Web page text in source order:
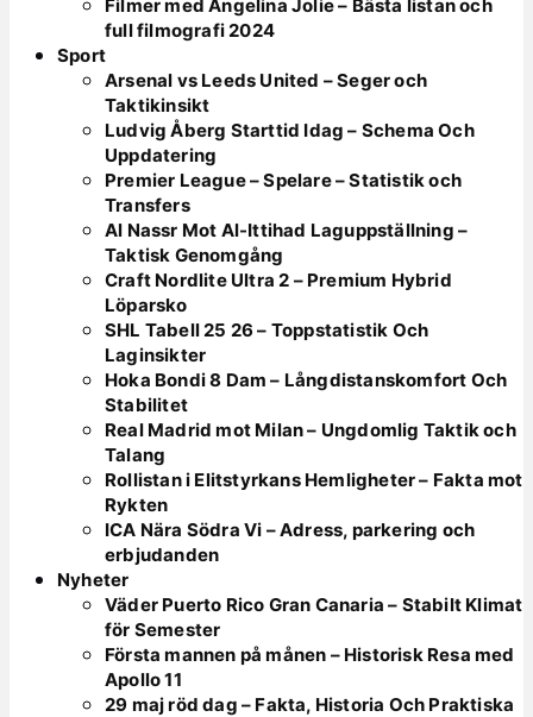
Filmer med Angelina Jolie – Bästa listan och
full filmografi 2024
Sport
Arsenal vs Leeds United – Seger och
Taktikinsikt
Ludvig Åberg Starttid Idag – Schema Och
Uppdatering
Premier League – Spelare – Statistik och
Transfers
Al Nassr Mot Al-Ittihad Laguppställning –
Taktisk Genomgång
Craft Nordlite Ultra 2 – Premium Hybrid
Löparsko
SHL Tabell 25 26 – Toppstatistik Och
Laginsikter
Hoka Bondi 8 Dam – Långdistanskomfort Och
Stabilitet
Real Madrid mot Milan – Ungdomlig Taktik och
Talang
Rollistan i Elitstyrkans Hemligheter – Fakta mot
Rykten
ICA Nära Södra Vi – Adress, parkering och
erbjudanden
Nyheter
Väder Puerto Rico Gran Canaria – Stabilt Klimat
för Semester
Första mannen på månen – Historisk Resa med
Apollo 11
29 maj röd dag – Fakta, Historia Och Praktiska